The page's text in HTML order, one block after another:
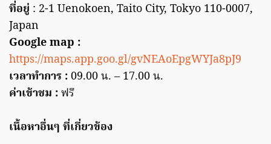
ที่อยู่ : 2-1 Uenokoen, Taito City, Tokyo 110-0007,
Japan
Google map :
https://maps.app.goo.gl/gvNEAoEpgWYJa8pJ9
เวลาทำการ :09.00 น. – 17.00 น.
ค่าเข้าชม :ฟรี
เนื้อหาอื่นๆ ที่เกี่ยวข้อง